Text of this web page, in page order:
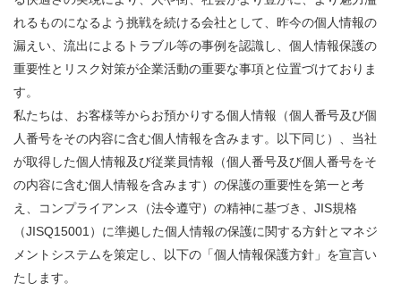
れるものになるよう挑戦を続ける会社として、昨今の個人情報の
漏えい、流出によるトラブル等の事例を認識し、個人情報保護の
重要性とリスク対策が企業活動の重要な事項と位置づけておりま
す。
私たちは、お客様等からお預かりする個人情報（個人番号及び個
人番号をその内容に含む個人情報を含みます。以下同じ）、当社
が取得した個人情報及び従業員情報（個人番号及び個人番号をそ
の内容に含む個人情報を含みます）の保護の重要性を第一と考
え、コンプライアンス（法令遵守）の精神に基づき、JIS規格
（JISQ15001）に準拠した個人情報の保護に関する方針とマネジ
メントシステムを策定し、以下の「個人情報保護方針」を宣言い
たします。